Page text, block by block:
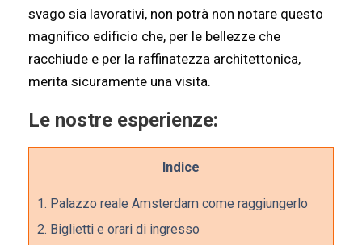
svago sia lavorativi, non potrà non notare questo
magnifico edificio che, per le bellezze che
racchiude e per la raffinatezza architettonica,
merita sicuramente una visita.
Le nostre esperienze:
Indice
1. Palazzo reale Amsterdam come raggiungerlo
2. Biglietti e orari di ingresso